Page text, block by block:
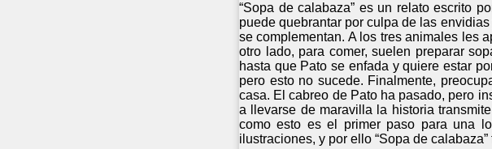
“Sopa de calabaza” es un relato escrito
puede quebrantar por culpa de las
se complementan. A los tres animales les
otro lado, para comer, suelen preparar
hasta que Pato se enfada y quiere estar
pero esto no sucede. Finalmente,
casa. El cabreo de Pato ha pasado, pero
a llevarse de maravilla la historia
como esto es el primer paso para una
ilustraciones, y por ello “Sopa de